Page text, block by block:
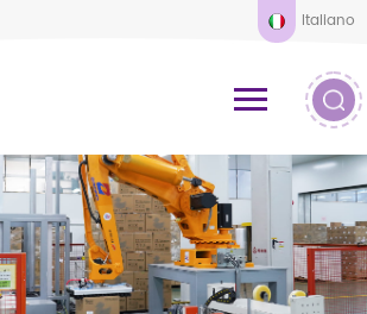
Italiano